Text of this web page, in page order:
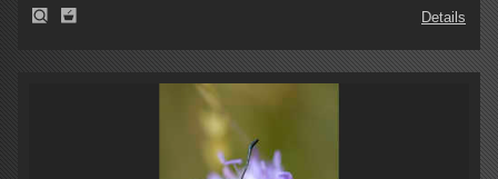
Details